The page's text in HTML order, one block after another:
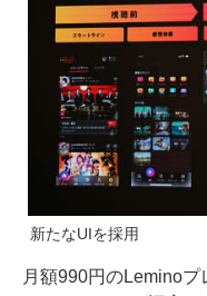
新たなUIを採用
月額990円のLemino